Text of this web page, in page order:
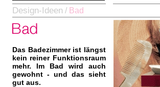
Design-Ideen / Bad
Das Badezimmer ist längst
kein reiner Funktionsraum
mehr. Im Bad wird auch
gewohnt - und das sieht
gut aus.